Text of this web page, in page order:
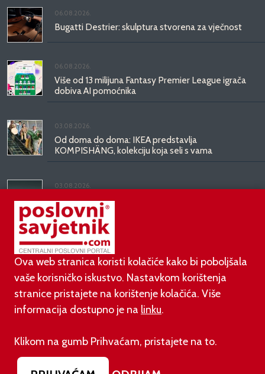
06.08.2026.
Bugatti Destrier: skulptura stvorena za vječnost
06.08.2026.
Više od 13 milijuna Fantasy Premier League igrača
dobiva AI pomoćnika
03.08.2026.
Od doma do doma: IKEA predstavlja
KOMPISHÄNG, kolekciju koja seli s vama
03.08.2026.
Kineski BYD predstavio luksuznu limuzinu veću od
Mercedesove S-klase, obećava domet do 1.000
kilometara
Footer menu
O nama Impressum Uvjeti korištenja
Ova web stranica koristi kolačiće kako bi poboljšala
vaše korisničko iskustvo. Nastavkom korištenja
stranice pristajete na korištenje kolačića. Više
informacija dostupno je na linku.
Klikom na gumb Prihvaćam, pristajete na to.